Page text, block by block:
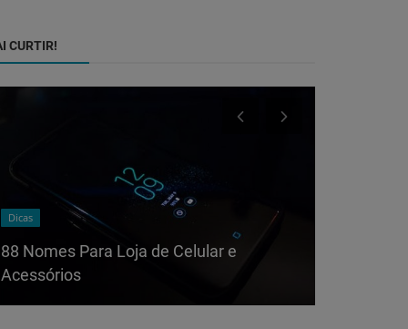
CURTIR!
Dicas
88 Nomes Para Loja de Celular e
Acessórios